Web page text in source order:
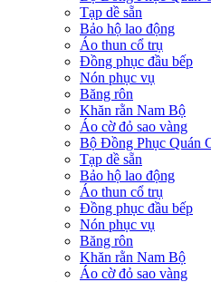
Tạp dề sẵn
Bảo hộ lao động
Áo thun cổ trụ
Đồng phục đầu bếp
Nón phục vụ
Băng rôn
Khăn rằn Nam Bộ
Áo cờ đỏ sao vàng
Bộ Đồng Phục Quán
Tạp dề sẵn
Bảo hộ lao động
Áo thun cổ trụ
Đồng phục đầu bếp
Nón phục vụ
Băng rôn
Khăn rằn Nam Bộ
Áo cờ đỏ sao vàng